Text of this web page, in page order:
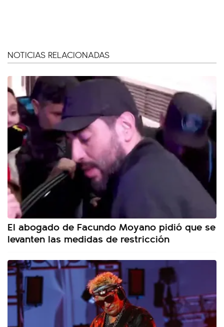
NOTICIAS RELACIONADAS
El abogado de Facundo Moyano pidió que se
levanten las medidas de restricción